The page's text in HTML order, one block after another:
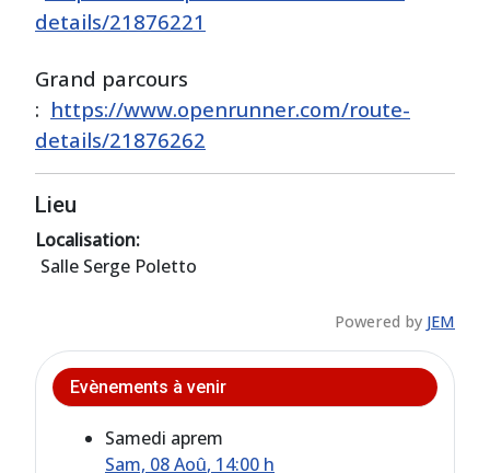
details/21876221
Grand parcours
: https://www.openrunner.com/route-
details/21876262
Lieu
Localisation:
Salle Serge Poletto
Powered by JEM
Evènements à venir
Samedi aprem
Sam, 08 Aoû, 14:00 h